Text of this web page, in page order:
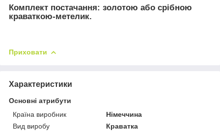
Комплект постачання: золотою або срібною
краваткою-метелик.
Приховати
Характеристики
Основні атрибути
Країна виробник
Німеччина
Вид виробу
Краватка